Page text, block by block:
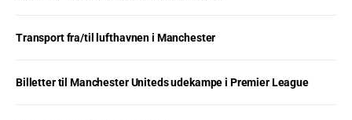
Transport fra/til lufthavnen i Manchester
Billetter til Manchester Uniteds udekampe i Premier League